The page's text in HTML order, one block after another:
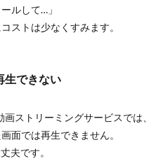
ルして…」
ストは少なくすみます。
生できない
ストリーミングサービスでは、
面では再生できません。
夫です。